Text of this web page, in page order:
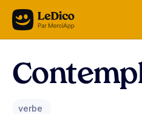
Aller au contenu
verbe